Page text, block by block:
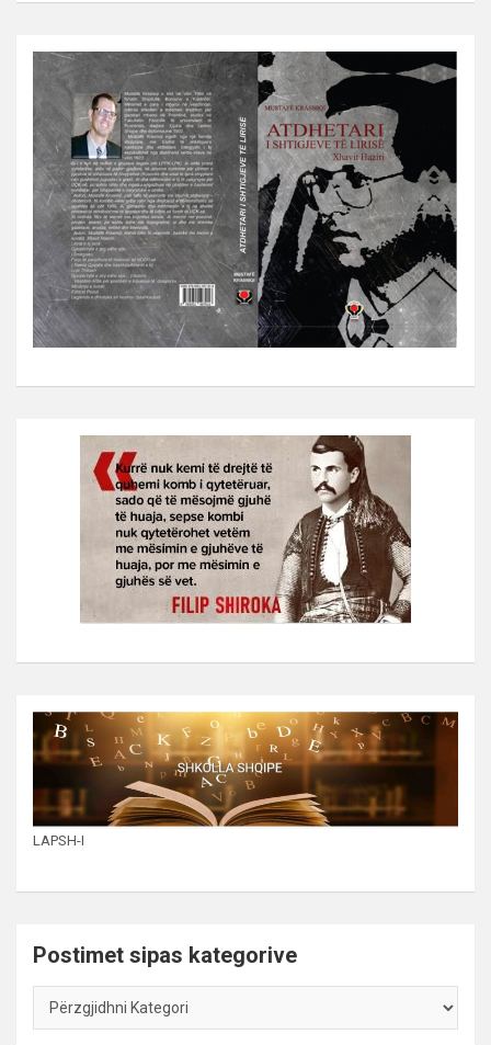
LAPSH-I
Postimet sipas kategorive
Postimet